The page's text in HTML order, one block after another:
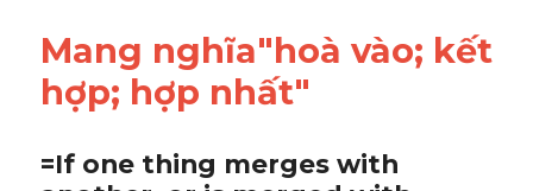
Task 1
Ngân hàng đề thi máy
Phân biệt từ
Mang nghĩa"hoà vào; kết
hợp; hợp nhất"
=If one thing merges with